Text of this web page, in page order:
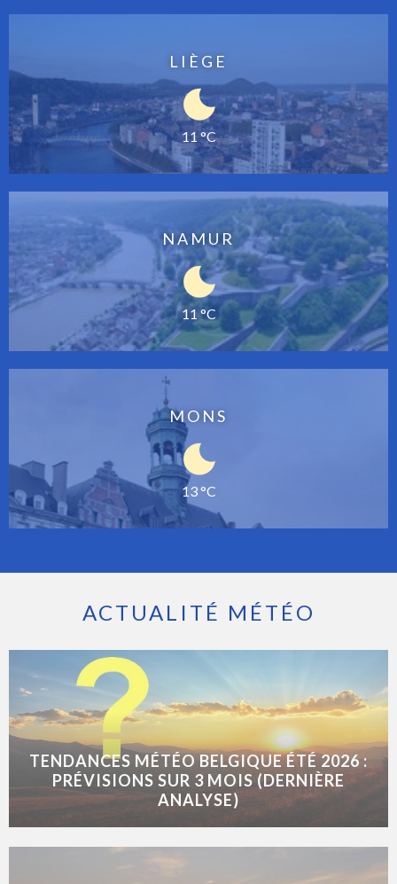
LIÈGE
11 °C
NAMUR
11 °C
MONS
13 °C
ACTUALITÉ MÉTÉO
TENDANCES MÉTÉO BELGIQUE ÉTÉ 2026 :
PRÉVISIONS SUR 3 MOIS (DERNIÈRE
ANALYSE)